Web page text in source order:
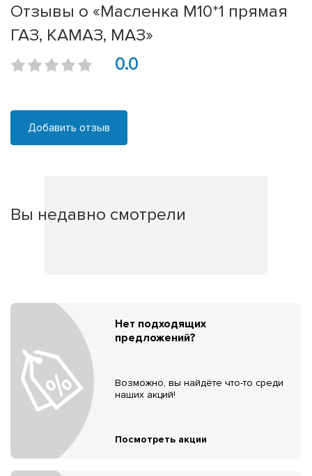
Отзывы о «Масленка М10*1 прямая
ГАЗ, КАМАЗ, МАЗ»
0.0
Добавить отзыв
Вы недавно смотрели
Нет подходящих
предложений?
Возможно, вы найдёте что-то среди
наших акций!
Посмотреть акции